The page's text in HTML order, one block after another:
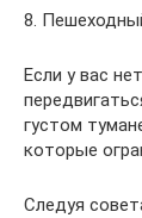
8.
Если у вас
густом
которые
Следуя